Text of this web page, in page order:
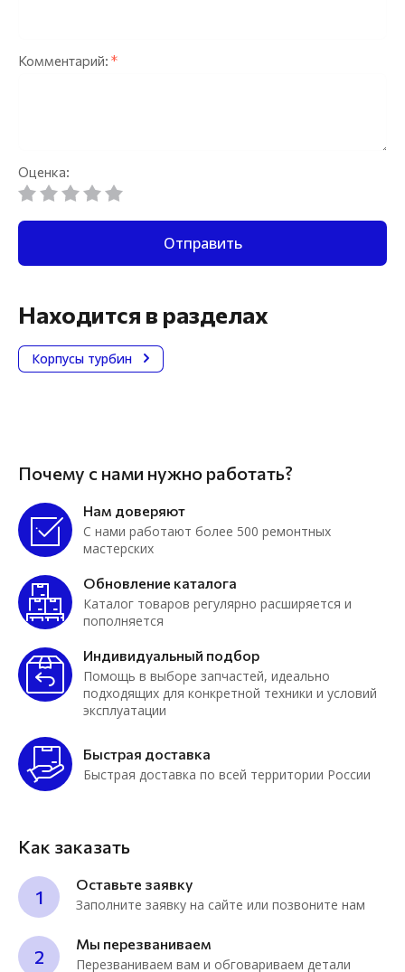
Комментарий: *
Оценка:
Отправить
Находится в разделах
Корпусы турбин
Почему с нами нужно работать?
Нам доверяют
С нами работают более 500 ремонтных
мастерских
Обновление каталога
Каталог товаров регулярно расширяется и
пополняется
Индивидуальный подбор
Помощь в выборе запчастей, идеально
подходящих для конкретной техники и условий
эксплуатации
Быстрая доставка
Быстрая доставка по всей территории России
Как заказать
1
Оставьте заявку
Заполните заявку на сайте или позвоните нам
2
Мы перезваниваем
Перезваниваем вам и обговариваем детали